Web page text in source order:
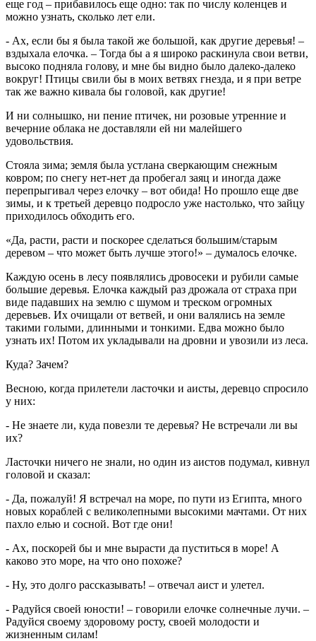
еще год – прибавилось еще одно: так по числу коленцев и
можно узнать, сколько лет ели.
- Ах, если бы я была такой же большой, как другие деревья! –
вздыхала елочка. – Тогда бы а я широко раскинула свои ветви,
высоко подняла голову, и мне бы видно было далеко-далеко
вокруг! Птицы свили бы в моих ветвях гнезда, и я при ветре
так же важно кивала бы головой, как другие!
И ни солнышко, ни пение птичек, ни розовые утренние и
вечерние облака не доставляли ей ни малейшего
удовольствия.
Стояла зима; земля была устлана сверкающим снежным
ковром; по снегу нет-нет да пробегал заяц и иногда даже
перепрыгивал через елочку – вот обида! Но прошло еще две
зимы, и к третьей деревцо подросло уже настолько, что зайцу
приходилось обходить его.
«Да, расти, расти и поскорее сделаться большим/старым
деревом – что может быть лучше этого!» – думалось елочке.
Каждую осень в лесу появлялись дровосеки и рубили самые
большие деревья. Елочка каждый раз дрожала от страха при
виде падавших на землю с шумом и треском огромных
деревьев. Их очищали от ветвей, и они валялись на земле
такими голыми, длинными и тонкими. Едва можно было
узнать их! Потом их укладывали на дровни и увозили из леса.
Куда? Зачем?
Весною, когда прилетели ласточки и аисты, деревцо спросило
у них:
- Не знаете ли, куда повезли те деревья? Не встречали ли вы
их?
Ласточки ничего не знали, но один из аистов подумал, кивнул
головой и сказал:
- Да, пожалуй! Я встречал на море, по пути из Египта, много
новых кораблей с великолепными высокими мачтами. От них
пахло елью и сосной. Вот где они!
- Ах, поскорей бы и мне вырасти да пуститься в море! А
каково это море, на что оно похоже?
- Ну, это долго рассказывать! – отвечал аист и улетел.
- Радуйся своей юности! – говорили елочке солнечные лучи. –
Радуйся своему здоровому росту, своей молодости и
жизненным силам!